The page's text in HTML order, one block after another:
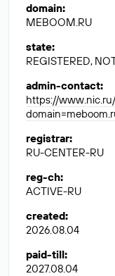
domain:
MEBOOM.RU
state:
REGISTERED,
admin-contact:
https://
registrar:
RU-CENTER-RU
reg-ch:
ACTIVE-RU
created:
2026.08.04
paid-till:
2027.08.04